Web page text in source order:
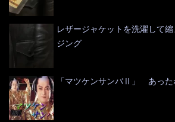
レザージャケットを洗濯して
ジング
「マツケンサンバⅡ」 あった